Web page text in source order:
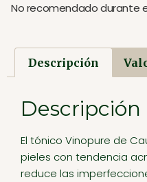
No recomendado durante
Descripción
Descripción
El tónico Vinopure de
pieles con tendencia
reduce las